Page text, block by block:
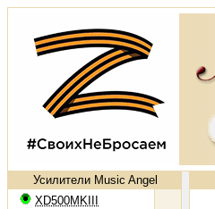
Усилители Music Angel
XD500MKIII